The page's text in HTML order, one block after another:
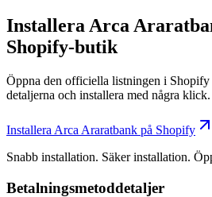
Installera Arca
Shopify-butik
Öppna den officiella listningen i Shopify
detaljerna och installera med några klick.
Installera Arca Araratbank på Shopify
Snabb installation. Säker installation.
Betalningsmetoddetaljer